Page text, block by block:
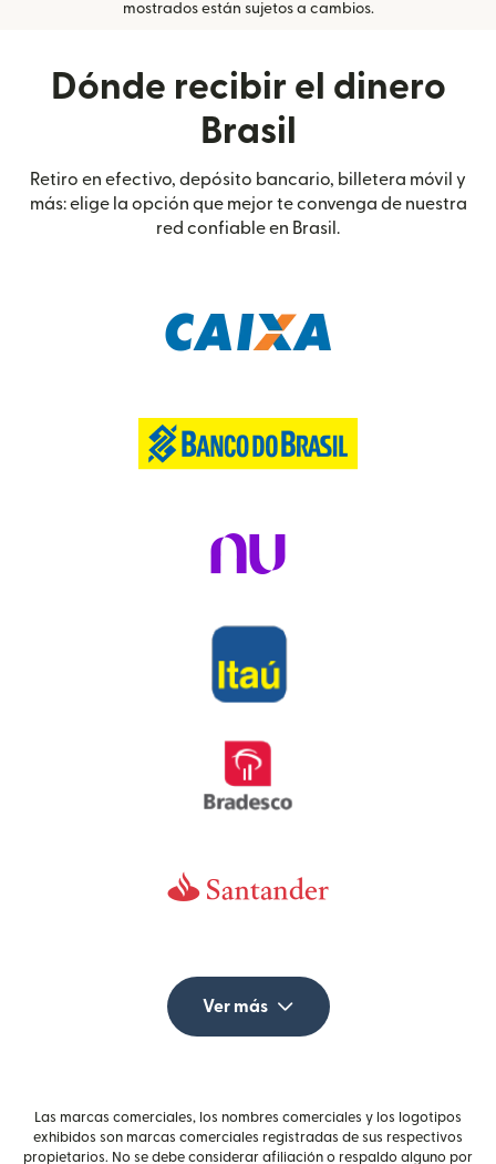
mostrados están sujetos a cambios.
Dónde recibir el dinero
Brasil
Retiro en efectivo, depósito bancario, billetera móvil y
más: elige la opción que mejor te convenga de nuestra
red confiable en Brasil.
Ver más
Las marcas comerciales, los nombres comerciales y los logotipos
exhibidos son marcas comerciales registradas de sus respectivos
propietarios. No se debe considerar afiliación o respaldo alguno por